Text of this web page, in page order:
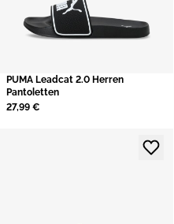
PUMA Leadcat 2.0 Herren
Pantoletten
27,99 €